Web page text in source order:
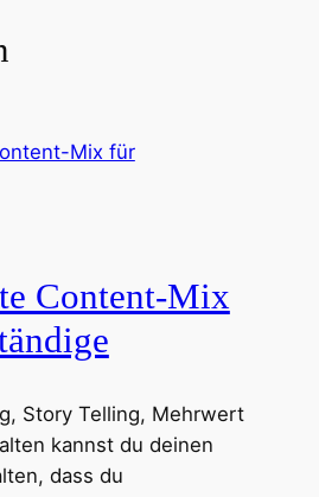
Content-Mix
Story Telling, Mehrwert
kannst du deinen
dass du